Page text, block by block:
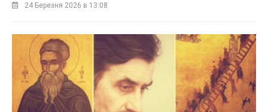
24 Березня 2026 в 13:08